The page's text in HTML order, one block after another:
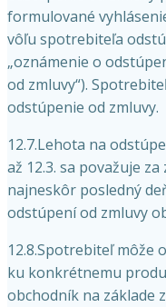
formulované
vôľu spotrebiteľa
„oznámenie o
od zmluvy“).
odstúpenie od zmluvy.
12.7.Lehota na
až 12.3. sa považuje
najneskôr posledný
odstúpení od zmluvy
12.8.Spotrebiteľ môže
ku konkrétnemu
obchodník na základe